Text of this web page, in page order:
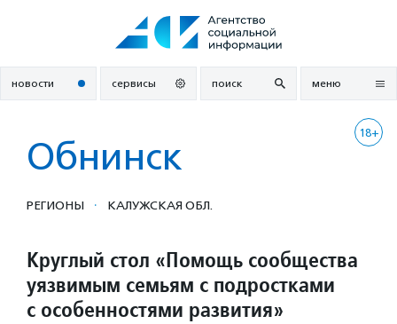
новости сервисы поиск меню
18+
Обнинск
РЕГИОНЫ · КАЛУЖСКАЯ ОБЛ.
Круглый стол «Помощь сообщества
уязвимым семьям с подростками
с особенностями развития»